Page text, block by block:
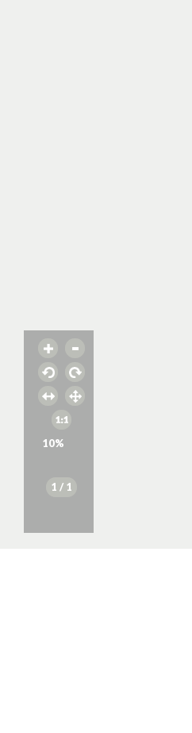
10%
1 / 1